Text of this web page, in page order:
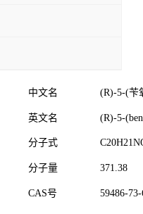
中文名 (R)-5-(苄
英文名 (R)-5-
分子式 C20H21
分子量 371.38
CAS号 59486-